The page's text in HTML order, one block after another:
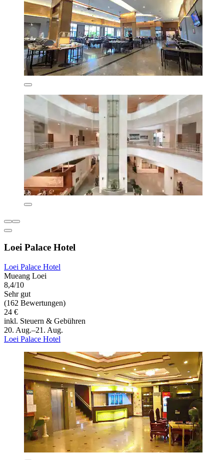
Loei Palace Hotel
Loei Palace Hotel
Mueang Loei
8,4/10
Sehr gut
(162 Bewertungen)
24 €
inkl. Steuern & Gebühren
20. Aug.–21. Aug.
Loei Palace Hotel